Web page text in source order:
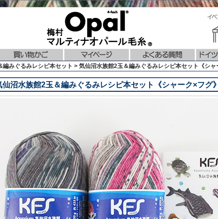
みぐるみレシピ本セット > 気仙沼水族館2玉＆編みぐるみレシピ本セット《シャ
仙沼水族館2玉＆編みぐるみレシピ本セット《シャーク×フグ》